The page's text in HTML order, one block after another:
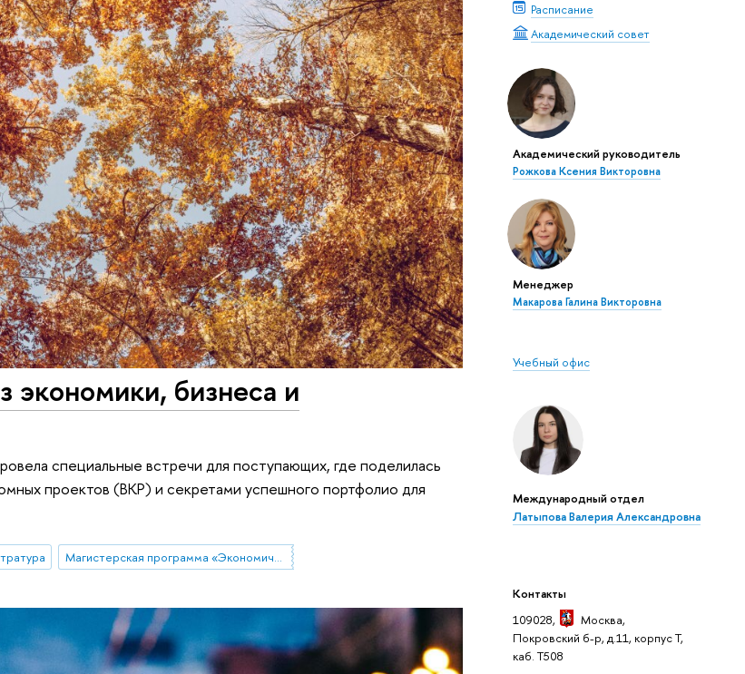
Расписание
Академический совет
Академический руководитель
Рожкова Ксения Викторовна
Менеджер
Макарова Галина Викторовна
Учебный офис
Международный отдел
Латыпова Валерия Александровна
Контакты
109028,
Москва,
Покровский б-р, д.11, корпус Т,
каб. Т508
экономики, бизнеса и
специальные встречи для поступающих, где поделилась
проектов (ВКР) и секретами успешного портфолио для
Магистерская программа «Экономический анализ»